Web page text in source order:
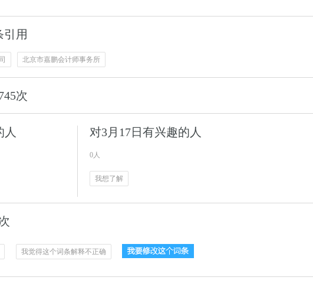
引用
北京市嘉鹏会计师事务所
次
人 对3月17日有兴趣的人
0人
我想了解
我觉得这个词条解释不正确